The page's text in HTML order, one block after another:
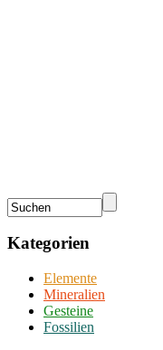
Kategorien
Elemente
Mineralien
Gesteine
Fossilien